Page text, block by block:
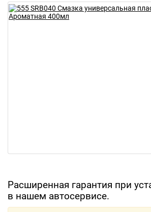
Расширенная гарантия при
в нашем автосервисе.